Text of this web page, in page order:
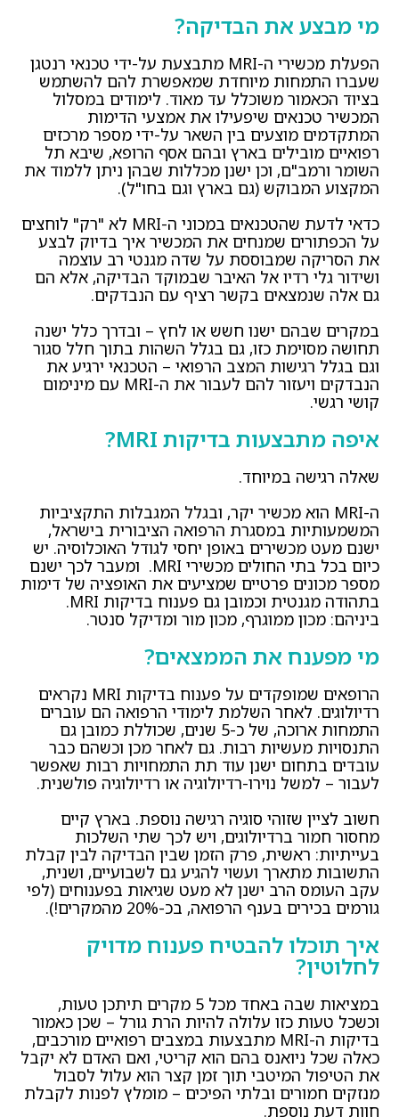
מי מבצע את הבדיקה?
הפעלת מכשירי ה-MRI מתבצעת על-ידי טכנאי רנטגן
שעברו התמחות מיוחדת שמאפשרת להם להשתמש
בציוד הכאמור משוכלל עד מאוד. לימודים במסלול
המכשיר טכנאים שיפעילו את אמצעי הדימות
המתקדמים מוצעים בין השאר על-ידי מספר מרכזים
רפואיים מובילים בארץ ובהם אסף הרופא, שיבא תל
השומר ורמב"ם, וכן ישנן מכללות שבהן ניתן ללמוד את
המקצוע המבוקש (גם בארץ וגם בחו"ל).
כדאי לדעת שהטכנאים במכוני ה-MRI לא "רק" לוחצים
על הכפתורים שמנחים את המכשיר איך בדיוק לבצע
את הסריקה שמבוססת על שדה מגנטי רב עוצמה
ושידור גלי רדיו אל האיבר שבמוקד הבדיקה, אלא הם
גם אלה שנמצאים בקשר רציף עם הנבדקים.
במקרים שבהם ישנו חשש או לחץ – ובדרך כלל ישנה
תחושה מסוימת כזו, גם בגלל השהות בתוך חלל סגור
וגם בגלל רגישות המצב הרפואי – הטכנאי ירגיע את
הנבדקים ויעזור להם לעבור את ה-MRI עם מינימום
קושי רגשי.
איפה מתבצעות בדיקות MRI?
שאלה רגישה במיוחד.
ה-MRI הוא מכשיר יקר, ובגלל המגבלות התקציביות
המשמעותיות במסגרת הרפואה הציבורית בישראל,
ישנם מעט מכשירים באופן יחסי לגודל האוכלוסיה. יש
כיום בכל בתי החולים מכשירי MRI. ומעבר לכך ישנם
מספר מכונים פרטיים שמציעים את האופציה של דימות
בתהודה מגנטית וכמובן גם פענוח בדיקות MRI.
ביניהם: מכון ממוגרף, מכון מור ומדיקל סנטר.
מי מפענח את הממצאים?
הרופאים שמופקדים על פענוח בדיקות MRI נקראים
רדיולוגים. לאחר השלמת לימודי הרפואה הם עוברים
התמחות ארוכה, של כ-5 שנים, שכוללת כמובן גם
התנסויות מעשיות רבות. גם לאחר מכן וכשהם כבר
עובדים בתחום ישנן עוד תת התמחויות רבות שאפשר
לעבור – למשל נוירו-רדיולוגיה או רדיולוגיה פולשנית.
חשוב לציין שזוהי סוגיה רגישה נוספת. בארץ קיים
מחסור חמור ברדיולוגים, ויש לכך שתי השלכות
בעייתיות: ראשית, פרק הזמן שבין הבדיקה לבין קבלת
התשובות מתארך ועשוי להגיע גם לשבועיים, ושנית,
עקב העומס הרב ישנן לא מעט שגיאות בפענוחים (לפי
גורמים בכירים בענף הרפואה, בכ-20% מהמקרים!).
איך תוכלו להבטיח פענוח מדויק
לחלוטין?
במציאות שבה באחד מכל 5 מקרים תיתכן טעות,
וכשכל טעות כזו עלולה להיות הרת גורל – שכן כאמור
בדיקות ה-MRI מתבצעות במצבים רפואיים מורכבים,
כאלה שכל ניואנס בהם הוא קריטי, ואם האדם לא יקבל
את הטיפול המיטבי תוך זמן קצר הוא עלול לסבול
מנזקים חמורים ובלתי הפיכים – מומלץ לפנות לקבלת
חוות דעת נוספת.